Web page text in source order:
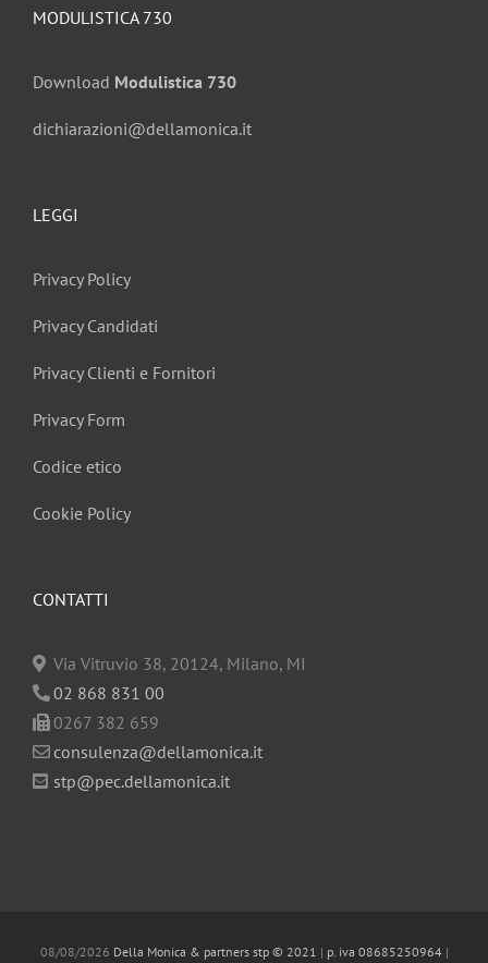
CONTATTI
Via Vitruvio 38, 20124, Milano, MI
02 868 831 00
0267 382 659
consulenza@dellamonica.it
stp@pec.dellamonica.it
MODULISTICA 730
Download Modulistica 730
dichiarazioni@dellamonica.it
LEGGI
Privacy Policy
Privacy Candidati
Privacy Clienti e Fornitori
Privacy Form
Codice etico
Cookie Policy
08/08/2026 Della Monica & partners stp © 2021 | p. iva 08685250964|